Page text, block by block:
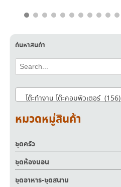
ค้นหาสินค้า
โต๊ะทำงาน โต๊ะคอมพิวเตอร์ (156)
หมวดหมู่สินค้า
ชุดครัว
ชุดห้องนอน
ชุดอาหาร-ชุดสนาม